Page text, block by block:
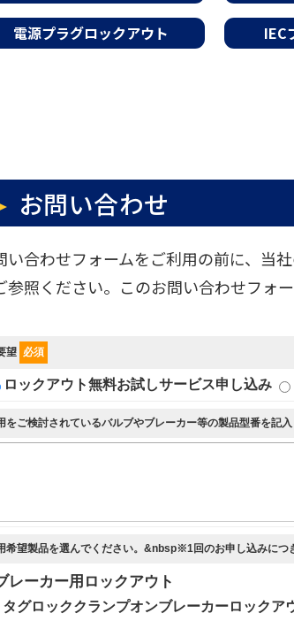
電源プラグロックアウト IEC
お問い合わせ
い合わせフォームをご利用の前に、当
参照ください。このお問い合わせフォー
望 必須
ロックアウト無料お試しサービス申し込み
をご検討されているバルブやブレーカー等の製品型番を記入
希望製品を選んでください。&nbsp※1回のお申し込みにつ
レーカー用ロックアウト
タグロッククランプオンブレーカーロックア